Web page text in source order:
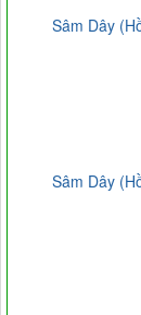
Sâm Dây
Sâm Dây